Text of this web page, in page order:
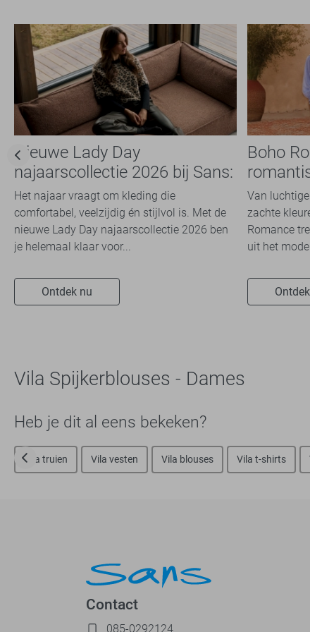
Nieuwe Lady Day
najaarscollectie 2026 bij Sans:
stijl en comfort in
travelkwaliteit
Het najaar vraagt om kleding die
comfortabel, veelzijdig én stijlvol is. Met de
nieuwe Lady Day najaarscollectie 2026 ben
je helemaal klaar voor...
Ontdek nu
Boho
dit
Van
zachte
Romance
uit het
Vila Spijkerblouses - Dames
Heb je dit al eens bekeken?
Vila truien Vila vesten Vila blouses Vila t-shirts
Contact
085-0292124